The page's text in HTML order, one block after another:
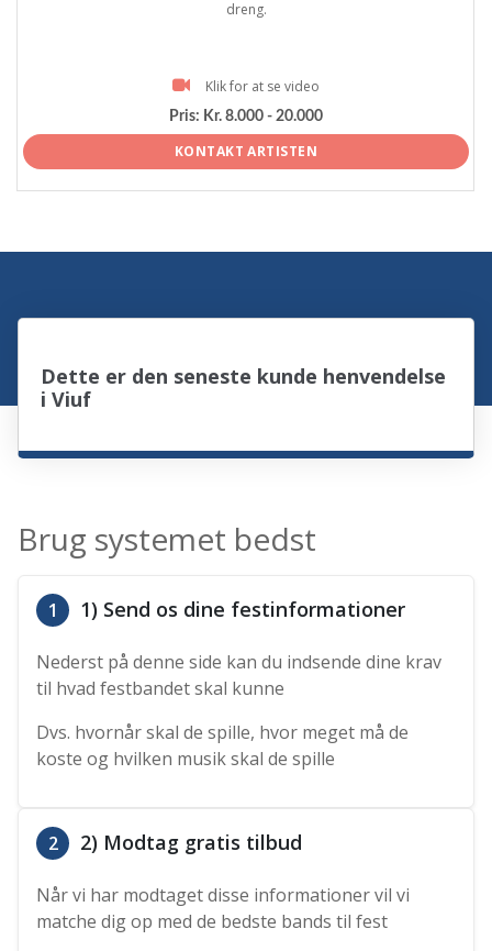
dreng.
Klik for at se video
Pris: Kr. 8.000 - 20.000
KONTAKT ARTISTEN
Dette er den seneste kunde henvendelse
i Viuf
Brug systemet bedst
1 1) Send os dine festinformationer
Nederst på denne side kan du indsende dine krav
til hvad festbandet skal kunne
Dvs. hvornår skal de spille, hvor meget må de
koste og hvilken musik skal de spille
2 2) Modtag gratis tilbud
Når vi har modtaget disse informationer vil vi
matche dig op med de bedste bands til fest